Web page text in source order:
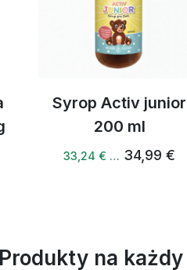
Activ junior
€ … 34,99 €
Produkty na